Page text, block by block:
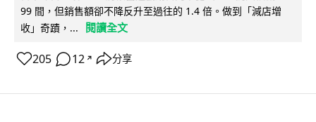
99 間，但銷售額卻不降反升至過往的 1.4 倍。做到「減店增
收」奇蹟，...
閱讀全文
205 12 ↗ 分享